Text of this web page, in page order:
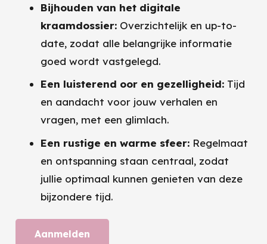
Bijhouden van het digitale
kraamdossier: Overzichtelijk en up-to-
date, zodat alle belangrijke informatie
goed wordt vastgelegd.
Een luisterend oor en gezelligheid: Tijd
en aandacht voor jouw verhalen en
vragen, met een glimlach.
Een rustige en warme sfeer: Regelmaat
en ontspanning staan centraal, zodat
jullie optimaal kunnen genieten van deze
bijzondere tijd.
Aanmelden